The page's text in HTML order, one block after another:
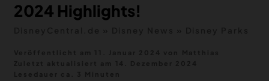
2024 Highlights!